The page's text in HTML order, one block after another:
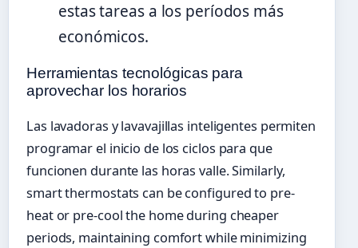
estas tareas a los períodos más
económicos.
Herramientas tecnológicas para
aprovechar los horarios
Las lavadoras y lavavajillas inteligentes permiten
programar el inicio de los ciclos para que
funcionen durante las horas valle. Similarly,
smart thermostats can be configured to pre-
heat or pre-cool the home during cheaper
periods, maintaining comfort while minimizing